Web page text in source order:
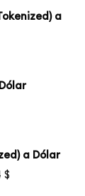
a
a Dólar
$